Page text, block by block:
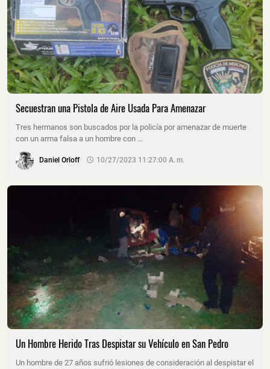
Secuestran una Pistola de Aire Usada Para Amenazar
Tres hermanos son buscados por la policía por amenazar de muerte
con un arma falsa a un hombre con …
Daniel Orloff 10/27/2023 11:27:00 A. M.
Un Hombre Herido Tras Despistar su Vehículo en San Pedro
Un hombre de 27 años sufrió lesiones de consideración al despistar el